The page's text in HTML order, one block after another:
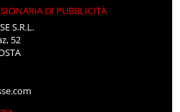
DI PUBBLICITÀ
S.R.L.
52